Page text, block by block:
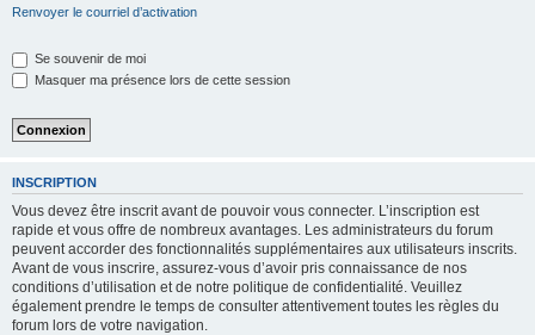
Renvoyer le courriel d’activation
Se souvenir de moi
Masquer ma présence lors de cette session
INSCRIPTION
Vous devez être inscrit avant de pouvoir vous connecter. L’inscription est
rapide et vous offre de nombreux avantages. Les administrateurs du forum
peuvent accorder des fonctionnalités supplémentaires aux utilisateurs inscrits.
Avant de vous inscrire, assurez-vous d’avoir pris connaissance de nos
conditions d’utilisation et de notre politique de confidentialité. Veuillez
également prendre le temps de consulter attentivement toutes les règles du
forum lors de votre navigation.